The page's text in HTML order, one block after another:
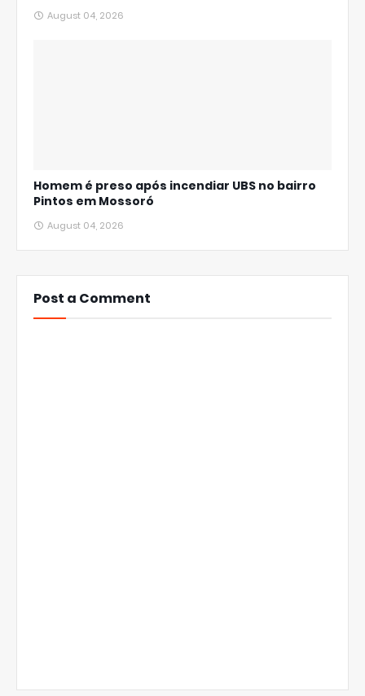
August 04, 2026
Homem é preso após incendiar UBS no bairro
Pintos em Mossoró
August 04, 2026
Post a Comment